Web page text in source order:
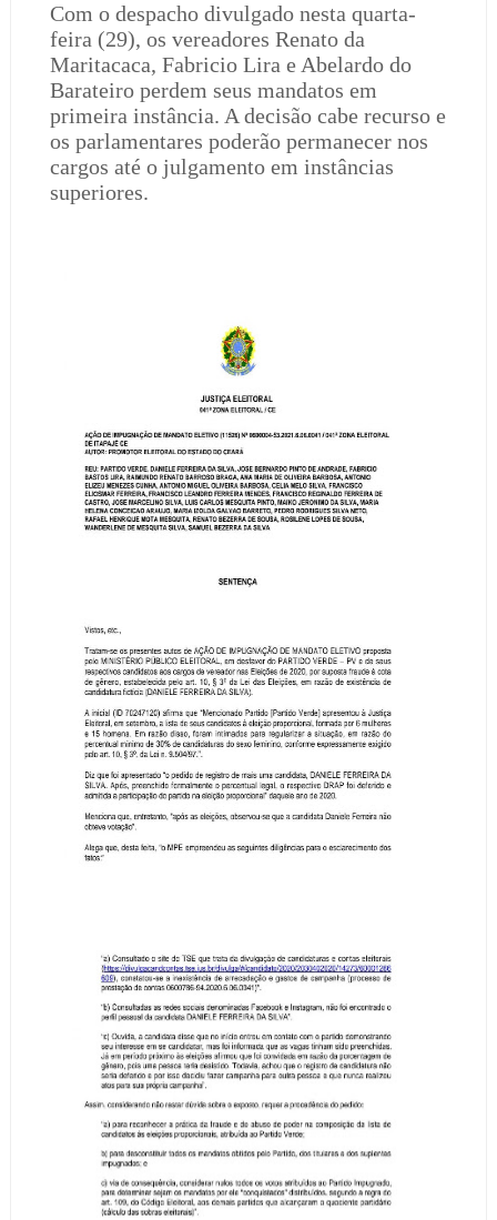
Com o despacho divulgado nesta quarta-
feira (29), os vereadores Renato da
Maritacaca, Fabricio Lira e Abelardo do
Barateiro perdem seus mandatos em
primeira instância. A decisão cabe recurso e
os parlamentares poderão permanecer nos
cargos até o julgamento em instâncias
superiores.